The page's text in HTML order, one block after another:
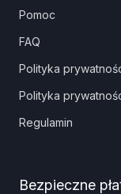
Pomoc
FAQ
Polityka
Polityka
Regulamin
Bezpieczne